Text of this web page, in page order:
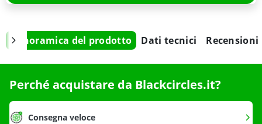
Panoramica del prodotto Dati tecnici Recensioni
Perché acquistare da Blackcircles.it?
Consegna veloce